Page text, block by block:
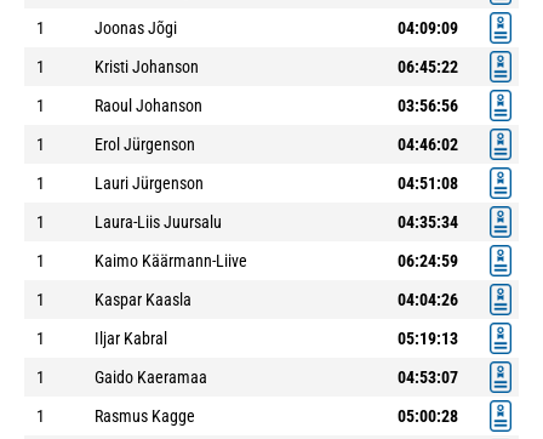
1
Joonas Jõgi
04:09:09
1
Kristi Johanson
06:45:22
1
Raoul Johanson
03:56:56
1
Erol Jürgenson
04:46:02
1
Lauri Jürgenson
04:51:08
1
Laura-Liis Juursalu
04:35:34
1
Kaimo Käärmann-Liive
06:24:59
1
Kaspar Kaasla
04:04:26
1
Iljar Kabral
05:19:13
1
Gaido Kaeramaa
04:53:07
1
Rasmus Kagge
05:00:28